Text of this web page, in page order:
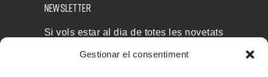
Gestionar el consentiment
NEWSLETTER
Si vols estar al dia de totes les novetats
i rebre les nostres ofertes, subscriu-te a